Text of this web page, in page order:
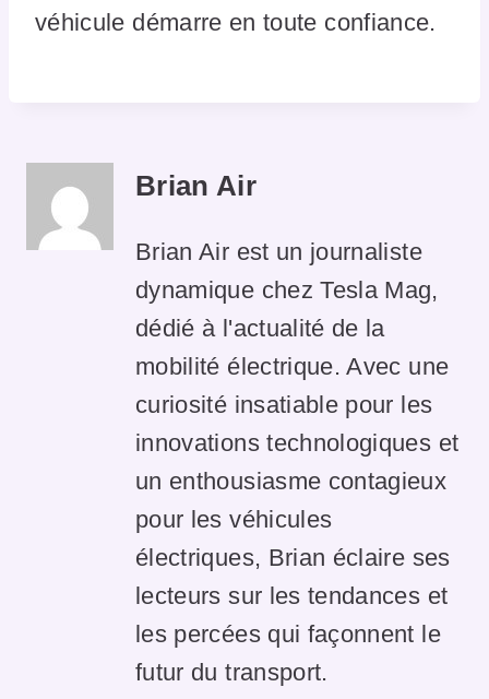
véhicule démarre en toute confiance.
Brian Air
Brian Air est un journaliste
dynamique chez Tesla Mag,
dédié à l'actualité de la
mobilité électrique. Avec une
curiosité insatiable pour les
innovations technologiques et
un enthousiasme contagieux
pour les véhicules
électriques, Brian éclaire ses
lecteurs sur les tendances et
les percées qui façonnent le
futur du transport.